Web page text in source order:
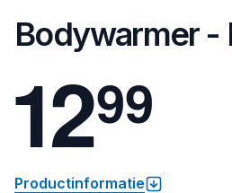
Bodywarmer -
1299
Productinformatie